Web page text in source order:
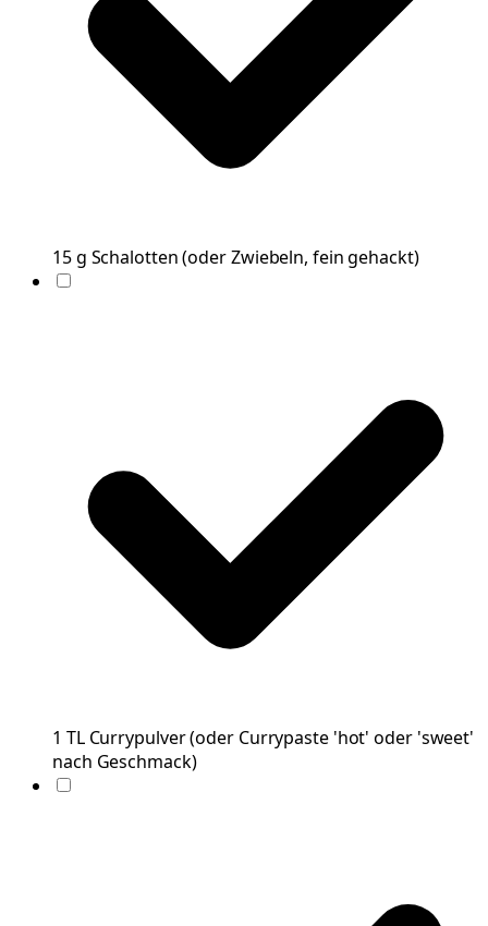
15g Schalotten (oder Zwiebeln, fein gehackt)
1 TL Currypulver(oder Currypaste 'hot' oder 'sweet'
nach Geschmack)